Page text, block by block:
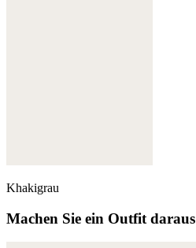
Khakigrau
Machen Sie ein Outfit daraus